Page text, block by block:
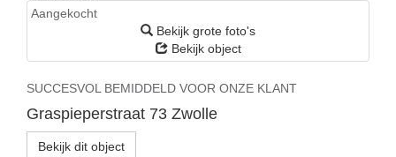
Aangekocht
Bekijk grote foto's
Bekijk object
SUCCESVOL BEMIDDELD VOOR ONZE KLANT
Graspieperstraat 73 Zwolle
Bekijk dit object